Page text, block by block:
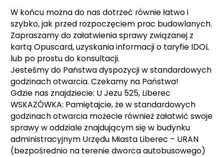
W końcu można do nas dotrzeć równie łatwo i
szybko, jak przed rozpoczęciem prac budowlanych.
Zapraszamy do załatwienia sprawy związanej z
kartą Opuscard, uzyskania informacji o taryfie IDOL
lub po prostu do konsultacji.
Jesteśmy do Państwa dyspozycji w standardowych
godzinach otwarcia. Czekamy na Państwa!
Gdzie nas znajdziecie: U Jezu 525, Liberec
WSKAZÓWKA: Pamiętajcie, że w standardowych
godzinach otwarcia możecie również załatwić swoje
sprawy w oddziale znajdującym się w budynku
administracyjnym Urzędu Miasta Liberec – URAN
(bezpośrednio na terenie dworca autobusowego)